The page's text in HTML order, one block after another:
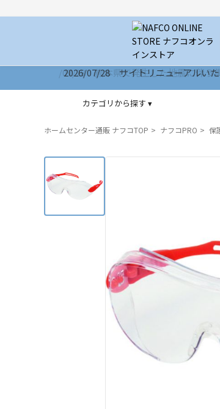
2026/07/28 サイトリニューアルいた
カテゴリから探す ▾
ホームセンター通販 ナフコTOP ナフコPRO 保